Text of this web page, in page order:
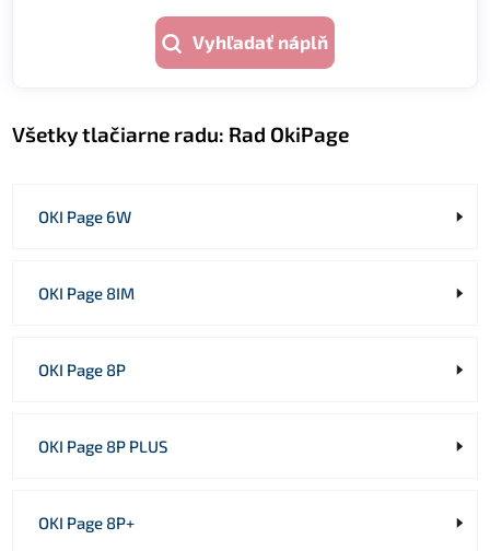
Vyhľadať náplň
Všetky tlačiarne radu: Rad OkiPage
OKI Page 6W
OKI Page 8IM
OKI Page 8P
OKI Page 8P PLUS
OKI Page 8P+